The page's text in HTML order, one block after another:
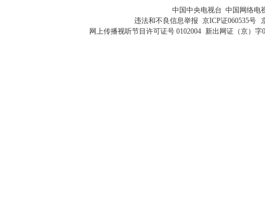
中国中央电视台 中国网络电
违法和不良信息举报 京ICP证060535号
网上传播视听节目许可证号 0102004 新出网证（京）